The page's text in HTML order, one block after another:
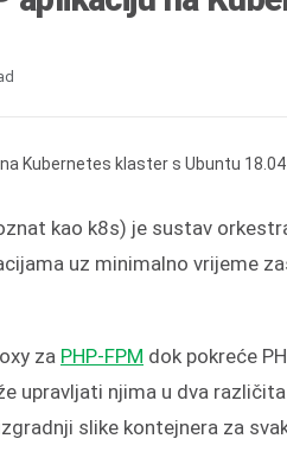
kao k8s) je sustav
uz minimalno vrijeme
za PHP-FPM dok pokreće
upravljati njima u dva
slike kontejnera za